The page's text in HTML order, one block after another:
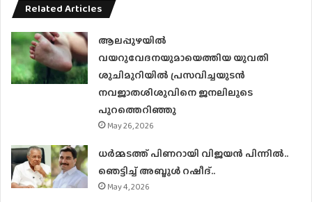
Related Articles
ആലപ്പുഴയിൽ
വയറുവേദനയുമായെത്തിയ യുവതി
ശുചിമുറിയിൽ പ്രസവിച്ചയുടൻ
നവജാതശിശുവിനെ ജനലിലൂടെ
പുറത്തെറിഞ്ഞു
May 26, 2026
ധര്‍മ്മടത്ത് പിണറായി വിജയന്‍ പിന്നില്‍..
ഞെട്ടിച്ച് അബ്ദുൾ റഷീദ്..
May 4, 2026